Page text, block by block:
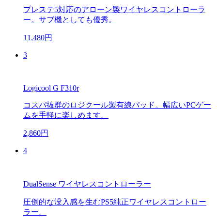
プレステ5対応のアローン製ワイヤレスコントローラ
ー。サブ機としても優秀。
11,480円
3
Logicool G F310r
コスパ抜群のロジクール製有線パッド。幅広いPCゲー
ムを手軽に楽しめます。
2,860円
4
DualSense ワイヤレスコントローラー
圧倒的な没入感を生むPS5純正ワイヤレスコントロー
ラー。